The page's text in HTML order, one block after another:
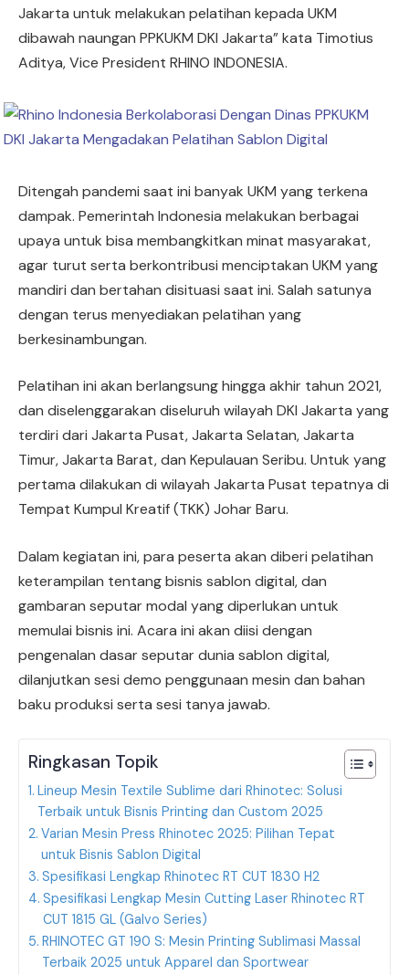
Jakarta untuk melakukan pelatihan kepada UKM
dibawah naungan PPKUKM DKI Jakarta” kata Timotius
Aditya, Vice President RHINO INDONESIA.
Ditengah pandemi saat ini banyak UKM yang terkena
dampak. Pemerintah Indonesia melakukan berbagai
upaya untuk bisa membangkitkan minat masyarakat,
agar turut serta berkontribusi menciptakan UKM yang
mandiri dan bertahan disituasi saat ini. Salah satunya
dengan terus menyediakan pelatihan yang
berkesinambungan.
Pelatihan ini akan berlangsung hingga akhir tahun 2021,
dan diselenggarakan diseluruh wilayah DKI Jakarta yang
terdiri dari Jakarta Pusat, Jakarta Selatan, Jakarta
Timur, Jakarta Barat, dan Kepulauan Seribu. Untuk yang
pertama dilakukan di wilayah Jakarta Pusat tepatnya di
Tempat Kumpul Kreatif (TKK) Johar Baru.
Dalam kegiatan ini, para peserta akan diberi pelatihan
keterampilan tentang bisnis sablon digital, dan
gambaran seputar modal yang diperlukan untuk
memulai bisnis ini. Acara ini akan diisi dengan
pengenalan dasar seputar dunia sablon digital,
dilanjutkan sesi demo penggunaan mesin dan bahan
baku produksi serta sesi tanya jawab.
Ringkasan Topik
Lineup Mesin Textile Sublime dari Rhinotec: Solusi
Terbaik untuk Bisnis Printing dan Custom 2025
Varian Mesin Press Rhinotec 2025: Pilihan Tepat
untuk Bisnis Sablon Digital
Spesifikasi Lengkap Rhinotec RT CUT 1830 H2
Spesifikasi Lengkap Mesin Cutting Laser Rhinotec RT
CUT 1815 GL (Galvo Series)
RHINOTEC GT 190 S: Mesin Printing Sublimasi Massal
Terbaik 2025 untuk Apparel dan Sportwear